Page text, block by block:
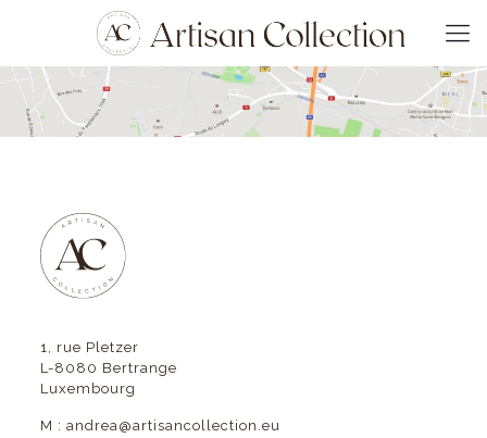
1, rue Pletzer
L-8080 Bertrange
Luxembourg
M : andrea@artisancollection.eu